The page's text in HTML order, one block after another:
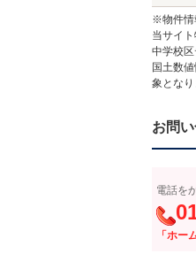
※物件情
当サイ
中学校
国土数
象とな
お問
電話を
「ホー